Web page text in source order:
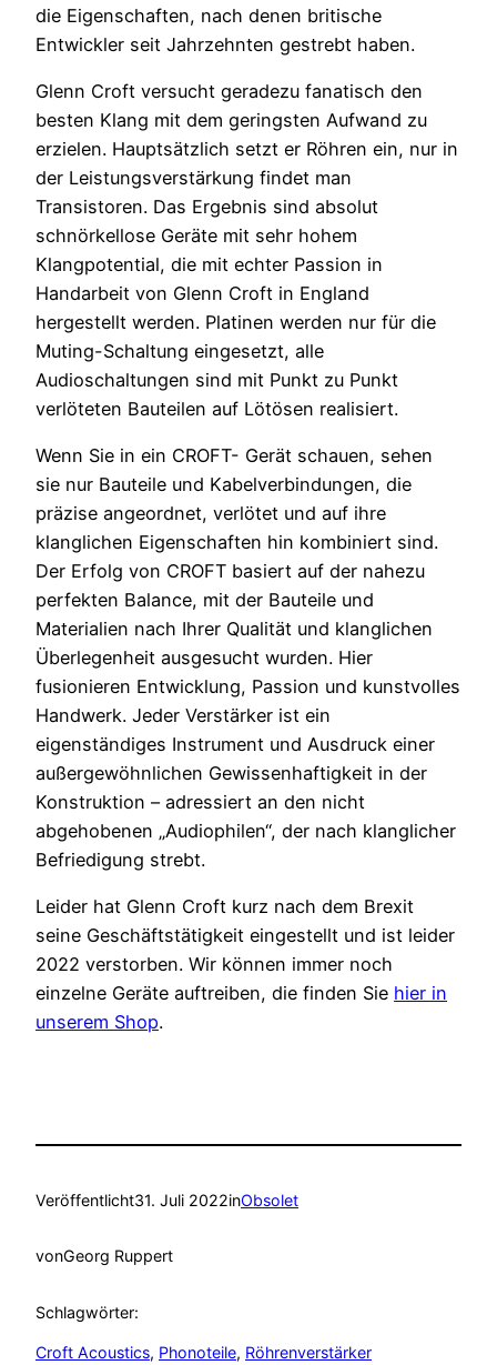
die Eigenschaften, nach denen britische
Entwickler seit Jahrzehnten gestrebt haben.
Glenn Croft versucht geradezu fanatisch den
besten Klang mit dem geringsten Aufwand zu
erzielen. Hauptsätzlich setzt er Röhren ein, nur in
der Leistungsverstärkung findet man
Transistoren. Das Ergebnis sind absolut
schnörkellose Geräte mit sehr hohem
Klangpotential, die mit echter Passion in
Handarbeit von Glenn Croft in England
hergestellt werden. Platinen werden nur für die
Muting-Schaltung eingesetzt, alle
Audioschaltungen sind mit Punkt zu Punkt
verlöteten Bauteilen auf Lötösen realisiert.
Wenn Sie in ein CROFT- Gerät schauen, sehen
sie nur Bauteile und Kabelverbindungen, die
präzise angeordnet, verlötet und auf ihre
klanglichen Eigenschaften hin kombiniert sind.
Der Erfolg von CROFT basiert auf der nahezu
perfekten Balance, mit der Bauteile und
Materialien nach Ihrer Qualität und klanglichen
Überlegenheit ausgesucht wurden. Hier
fusionieren Entwicklung, Passion und kunstvolles
Handwerk. Jeder Verstärker ist ein
eigenständiges Instrument und Ausdruck einer
außergewöhnlichen Gewissenhaftigkeit in der
Konstruktion – adressiert an den nicht
abgehobenen „Audiophilen“, der nach klanglicher
Befriedigung strebt.
Leider hat Glenn Croft kurz nach dem Brexit
seine Geschäftstätigkeit eingestellt und ist leider
2022 verstorben. Wir können immer noch
einzelne Geräte auftreiben, die finden Sie hier in
unserem Shop.
Veröffentlicht31. Juli 2022inObsolet
vonGeorg Ruppert
Schlagwörter:
Croft Acoustics, Phonoteile, Röhrenverstärker